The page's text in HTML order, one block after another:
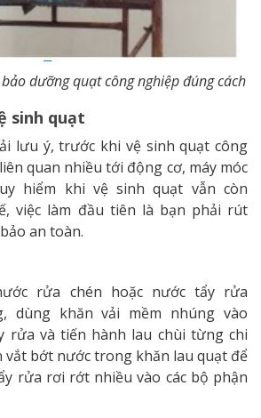
dưỡng quạt công nghiệp đúng cách
sinh quạt
lưu ý, trước khi vệ sinh quạt công
quan nhiều tới động cơ, máy móc
hiểm khi vệ sinh quạt vẫn còn
việc làm đầu tiên là bạn phải rút
an toàn.
rửa chén hoặc nước tẩy rửa
dùng khăn vải mềm nhúng vào
rửa và tiến hành lau chùi từng chi
vắt bớt nước trong khăn lau quạt để
rửa rơi rớt nhiều vào các bộ phận